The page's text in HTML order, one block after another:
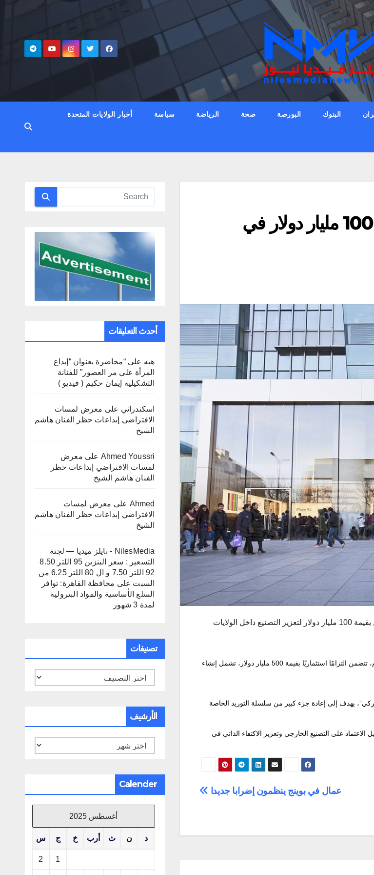
البنوك البورصة صحة الرياضة سياسة أخبار الولايات المتحدة
أبل تضخ استثمارات جديدة بقيمة 100 مليار دولار في
يعتزم الرئيس الأميركي دونالد ترامب الإعلان عن استثمار جديد من شركة أبل بقيمة 100 مليار دولار لتعزيز التصنيع داخل الولايات
ويأتي هذا الإعلان امتدادًا لخطة كبرى كشفت عنها الشركة في وقت سابق من هذا العام، تتضمن التزامًا استثماريًا بقيمة 500 مليار دولار، تشمل إنشاء
يهدف إلى إعادة جزء كبير من سلسلة التوريد الخاصة
على التصنيع الخارجي وتعزيز الاكتفاء الذاتي في
عمال في بوينج ينظمون إضرابا جديدا
أحدث التعليقات
هبه على“محاضرة بعنوان “إبداع
المرأة على مر العصور” للفنانة
التشكيلية إيمان حكيم ( فيديو )
اسكندراني على معرض لمسات
الافتراضي إبداعات حظر الفنان هاشم
الشيخ
Ahmed Youssri على معرض
لمسات الافتراضي إبداعات حظر
الفنان هاشم الشيخ
Ahmed على معرض لمسات
الافتراضي إبداعات حظر الفنان هاشم
الشيخ
NilesMedia - نايلز ميديا — لجنة
التسعير : سعر البنزين 95 اللتر 8.50
92 اللتر 7.50 و ال 80 اللتر 6.25 من
السبت على محافظة القاهرة: توافر
السلع الأساسية والمواد البترولية
لمدة 3 شهور
تصنيفات
تصنيفات
الأرشيف
الأرشيف
Calender
أغسطس 2025
د ن ث أرب خ ج س
1
2